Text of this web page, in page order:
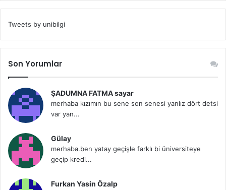
Tweets by unibilgi
Son Yorumlar
ŞADUMNA FATMA sayar
merhaba kızımın bu sene son senesi yanlız dört detsi
var yan...
Gülay
merhaba.ben yatay geçişle farklı bi üniversiteye
geçip kredi...
Furkan Yasin Özalp